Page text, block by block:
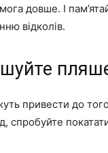
довше. І
відколів.
привести до
спробуйте